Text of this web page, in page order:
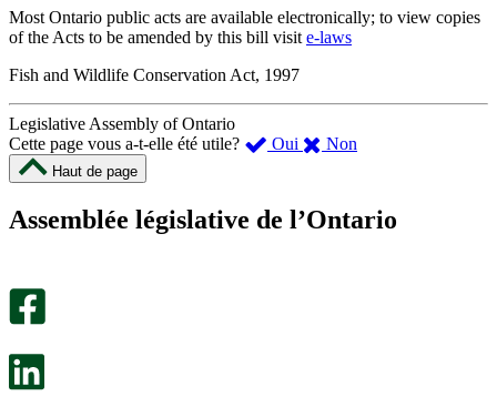
Most Ontario public acts are available electronically; to view copies
of the Acts to be amended by this bill visit e-laws
Fish and Wildlife Conservation Act, 1997
Legislative Assembly of Ontario
Cette page vous a-t-elle été utile?
Oui ,
été
Non
m’a
Haut de page
Assemblée législative de l’Ontario